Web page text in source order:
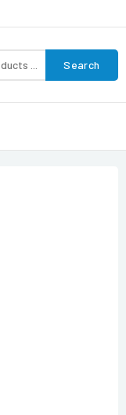
Search